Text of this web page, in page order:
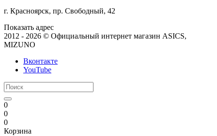
г. Красноярск, пр. Свободный, 42
Показать адрес
2012 - 2026 © Официальный интернет магазин ASICS,
MIZUNO
Вконтакте
YouTube
0
0
0
Корзина